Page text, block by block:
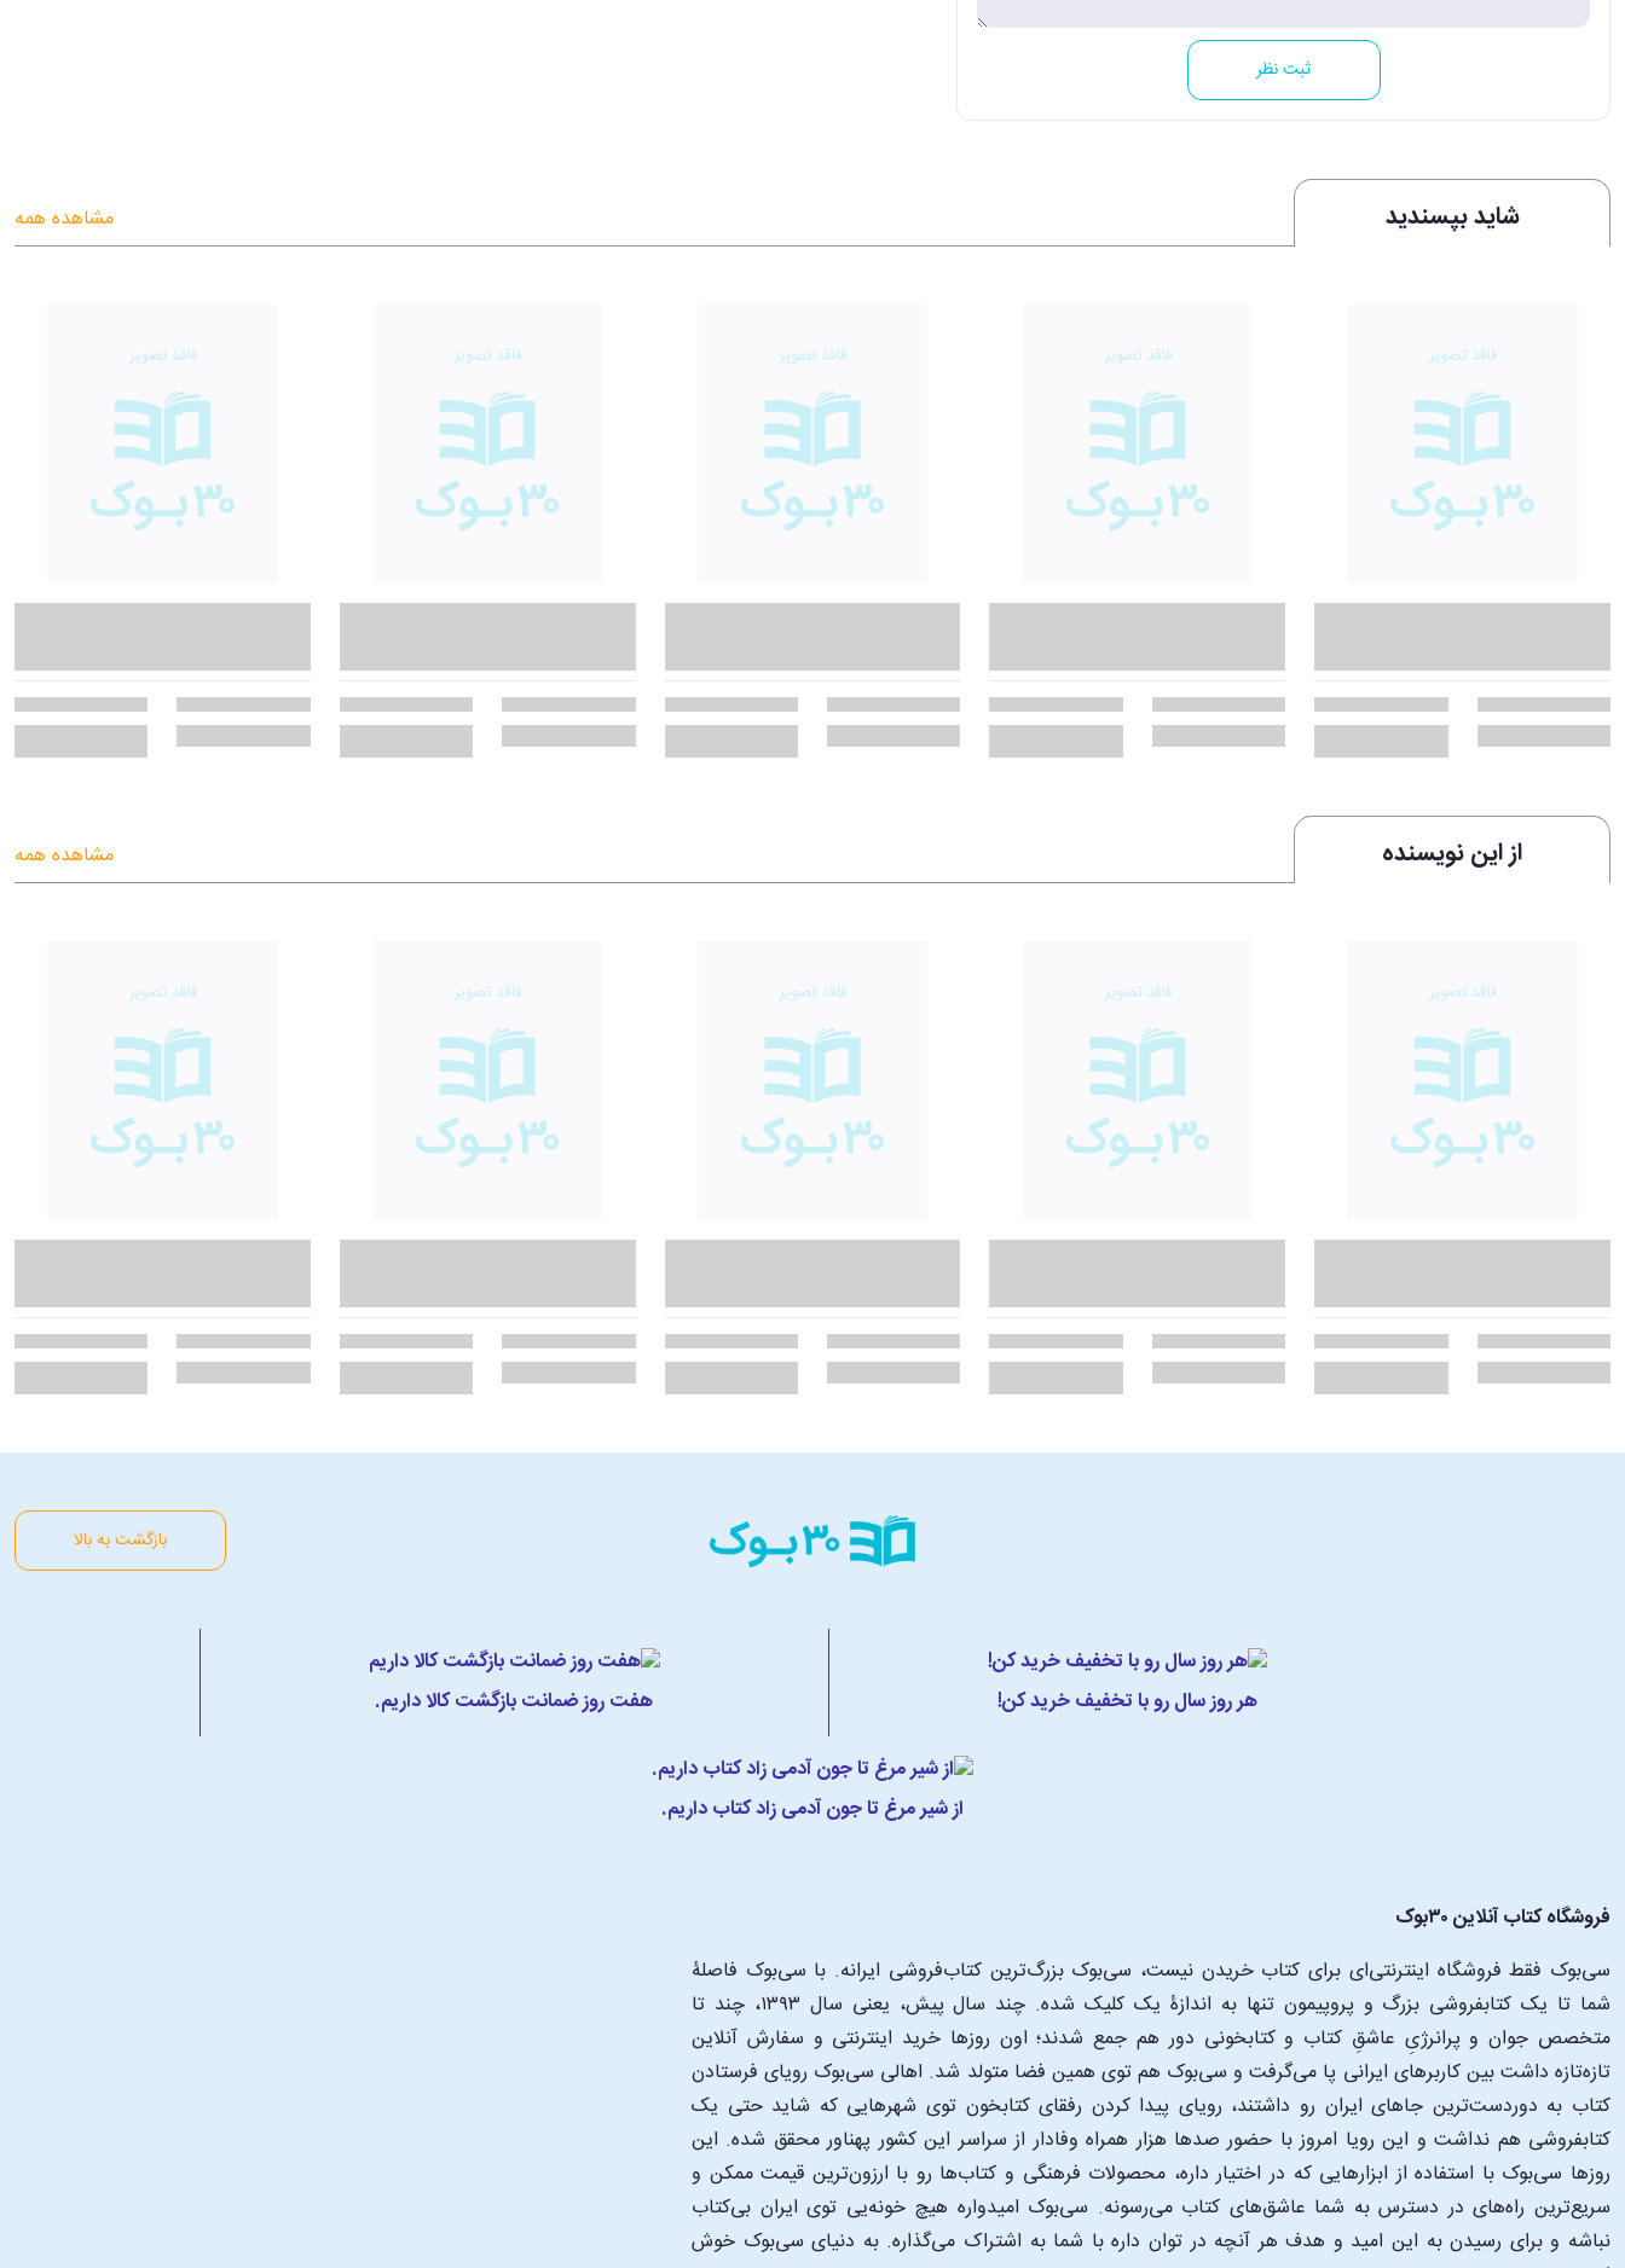
ثبت نظر
شاید بپسندید مشاهده همه
از این نویسنده مشاهده همه
بازگشت به بالا
هر روز سال رو با تخفیف خرید کن! هفت روز ضمانت بازگشت کالا داریم.
از شیر مرغ تا جون آدمی زاد کتاب داریم.
فروشگاه کتاب آنلاین ۳۰بوک
سی‌بوک فقط فروشگاه اینترنتی‌ای برای کتاب خریدن نیست، سی‌بوک بزرگ‌ترین کتاب‌فروشی ایرانه. با سی‌بوک فاصلۀ
شما تا یک کتابفروشی بزرگ و پروپیمون تنها به اندازۀ یک کلیک شده. چند سال پیش، یعنی سال ۱۳۹۳، چند تا
متخصص جوان و پرانرژیِ عاشقِ کتاب و کتابخونی دور هم جمع شدند؛ اون‌ روزها خرید اینترنتی و سفارش آنلاین
تازه‌تازه داشت بین کاربرهای ایرانی پا می‌گرفت و سی‌بوک هم توی همین فضا متولد شد. اهالی سی‌بوک رویای فرستادن
کتاب به دوردست‌ترین جاهای ایران رو داشتند، رویای پیدا کردن رفقای کتابخون توی شهرهایی که شاید حتی یک
کتابفروشی هم نداشت و این رویا امروز با حضور صدها هزار همراه وفادار از سراسر این کشور پهناور محقق شده. این
‌روزها سی‌بوک با استفاده از ابزارهایی که در اختیار داره، محصولات فرهنگی و کتاب‌ها رو با ارزون‌ترین قیمت ممکن و
سریع‌ترین راه‌های در دسترس به شما عاشق‌های کتاب می‌رسونه. سی‌بوک امیدواره هیچ خونه‌یی توی ایران بی‌کتاب
نباشه و برای رسیدن به این امید و هدف هر آنچه در توان داره با شما به اشتراک می‌گذاره. به دنیای سی‌بوک خوش